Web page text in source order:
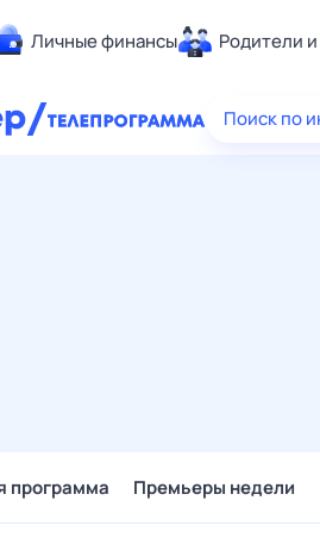
Личные финансы Родители
Поиск по
программа Премьеры недели